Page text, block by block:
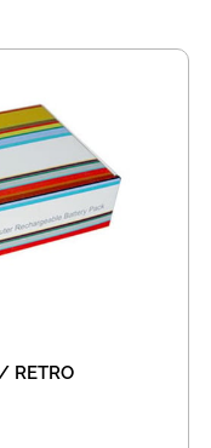
RETRO